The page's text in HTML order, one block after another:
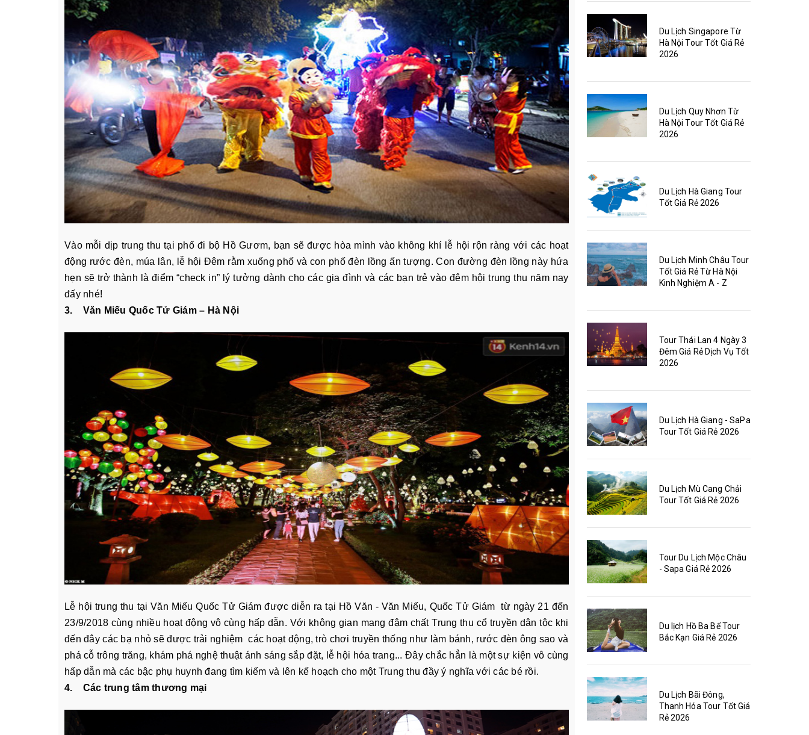
Vào mỗi dịp trung thu tại phố đi bộ Hồ Gươm, bạn sẽ được hòa mình vào không khí lễ hội rộn ràng với các hoạt
động rước đèn, múa lân, lễ hội Đêm rằm xuống phố và con phố đèn lồng ấn tượng. Con đường đèn lồng này hứa
hẹn sẽ trở thành là điểm “check in” lý tưởng dành cho các gia đình và các bạn trẻ vào đêm hội trung thu năm nay
đấy nhé!
3. Văn Miếu Quốc Tử Giám – Hà Nội
Lễ hội trung thu tại Văn Miếu Quốc Tử Giám được diễn ra tại Hồ Văn - Văn Miếu, Quốc Tử Giám từ ngày 21 đến
23/9/2018 cùng nhiều hoạt động vô cùng hấp dẫn. Với không gian mang đậm chất Trung thu cổ truyền dân tộc khi
đến đây các bạ nhỏ sẽ được trải nghiệm các hoạt động, trò chơi truyền thống như làm bánh, rước đèn ông sao và
phá cỗ trông trăng, khám phá nghệ thuật ánh sáng sắp đặt, lễ hội hóa trang... Đây chắc hẳn là một sự kiện vô cùng
hấp dẫn mà các bậc phụ huynh đang tìm kiếm và lên kế hoạch cho một Trung thu đầy ý nghĩa với các bé rồi.
4. Các trung tâm thương mại
Du Lịch Singapore Từ
Hà Nội Tour Tốt Giá Rẻ
2026
Du Lịch Quy Nhơn Từ
Hà Nội Tour Tốt Giá Rẻ
2026
Du Lịch Hà Giang Tour
Tốt Giá Rẻ 2026
Du Lịch Minh Châu Tour
Tốt Giá Rẻ Từ Hà Nội
Kinh Nghiệm A - Z
Tour Thái Lan 4 Ngày 3
Đêm Giá Rẻ Dịch Vụ Tốt
2026
Du Lịch Hà Giang - SaPa
Tour Tốt Giá Rẻ 2026
Du Lịch Mù Cang Chải
Tour Tốt Giá Rẻ 2026
Tour Du Lịch Mộc Châu
- Sapa Giá Rẻ 2026
Du lịch Hồ Ba Bể Tour
Bắc Kạn Giá Rẻ 2026
Du Lịch Bãi Đông,
Thanh Hóa Tour Tốt Giá
Rẻ 2026